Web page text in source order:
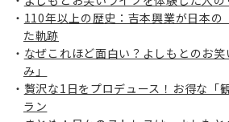
110年以上の歴史：吉本興業が日本の
た軌跡
なぜこれほど面白い？よしもとのお
み」
贅沢な1日をプロデュース！お得な「
ラン